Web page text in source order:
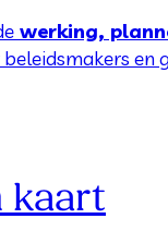
werking,
beleidsmakers en
kaart